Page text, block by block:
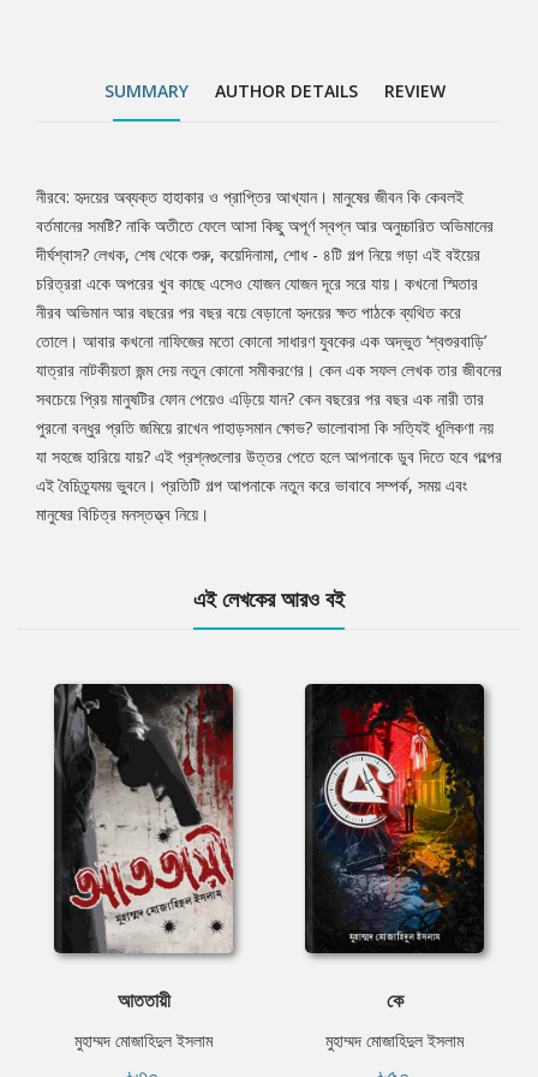
ভাবাবে সম্পর্ক, সময় এবং মানুষের বিচিত্র মনস্তত্ত্ব নিয়ে।
SUMMARY AUTHOR DETAILS REVIEW
Tab
Article
নীরবে: হৃদয়ের অব্যক্ত হাহাকার ও প্রাপ্তির আখ্যান। মানুষের জীবন কি কেবলই
বর্তমানের সমষ্টি? নাকি অতীতে ফেলে আসা কিছু অপূর্ণ স্বপ্ন আর অনুচ্চারিত অভিমানের
দীর্ঘশ্বাস? লেখক, শেষ থেকে শুরু, কয়েদিনামা, শোধ - ৪টি গল্প নিয়ে গড়া এই বইয়ের
চরিত্ররা একে অপরের খুব কাছে এসেও যোজন যোজন দূরে সরে যায়। কখনো স্মিতার
নীরব অভিমান আর বছরের পর বছর বয়ে বেড়ানো হৃদয়ের ক্ষত পাঠকে ব্যথিত করে
তোলে। আবার কখনো নাফিজের মতো কোনো সাধারণ যুবকের এক অদ্ভুত ‘শ্বশুরবাড়ি’
যাত্রার নাটকীয়তা জন্ম দেয় নতুন কোনো সমীকরণের। কেন এক সফল লেখক তার জীবনের
সবচেয়ে প্রিয় মানুষটির ফোন পেয়েও এড়িয়ে যান? কেন বছরের পর বছর এক নারী তার
পুরনো বন্ধুর প্রতি জমিয়ে রাখেন পাহাড়সমান ক্ষোভ? ভালোবাসা কি সত্যিই ধূলিকণা নয়
যা সহজে হারিয়ে যায়? এই প্রশ্নগুলোর উত্তর পেতে হলে আপনাকে ডুব দিতে হবে গল্পের
এই বৈচিত্র্যময় ভুবনে। প্রতিটি গল্প আপনাকে নতুন করে ভাবাবে সম্পর্ক, সময় এবং
মানুষের বিচিত্র মনস্তত্ত্ব নিয়ে।
এই লেখকের আরও বই
আততায়ী
মুহাম্মদ মোজাহিদুল ইসলাম
কে
মুহাম্মদ মোজাহিদুল ইসলাম